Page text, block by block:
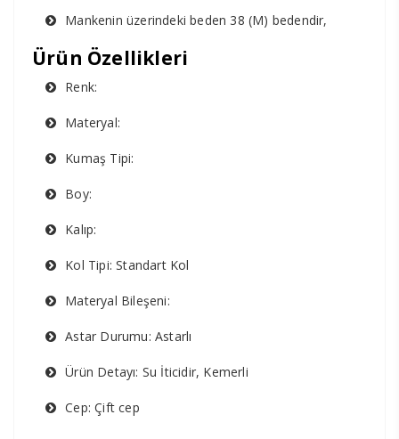
Mankenin üzerindeki beden 38 (M) bedendir,
Ürün Özellikleri
Renk:
Materyal:
Kumaş Tipi:
Boy:
Kalıp:
Kol Tipi: Standart Kol
Materyal Bileşeni:
Astar Durumu: Astarlı
Ürün Detayı: Su İticidir, Kemerli
Cep: Çift cep